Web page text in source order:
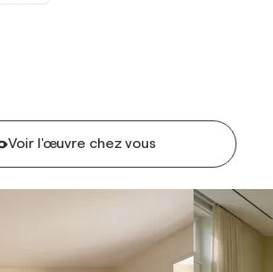
Voir l'œuvre chez vous